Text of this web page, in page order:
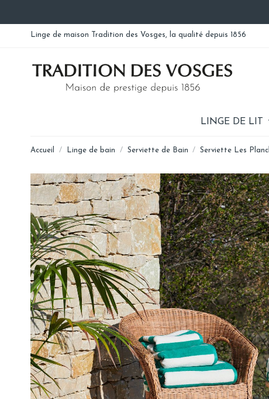
Linge de maison Tradition des Vosges, la qualité depuis 1856
LINGE DE LIT
Accueil Linge de bain Serviette de Bain Serviette Les